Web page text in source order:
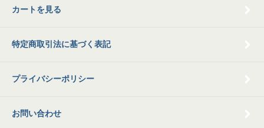
カートを見る
特定商取引法に基づく表記
プライバシーポリシー
お問い合わせ